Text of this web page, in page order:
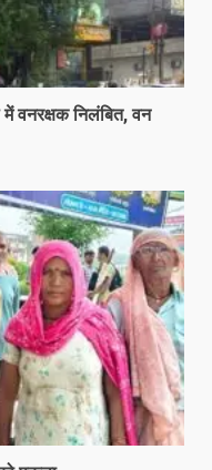
वनरक्षक निलंबित, वन